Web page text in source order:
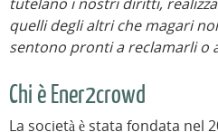
quelli degli altri che magari
sentono pronti a reclamarli o
Chi è Ener2crowd
La società è stata fondata nel